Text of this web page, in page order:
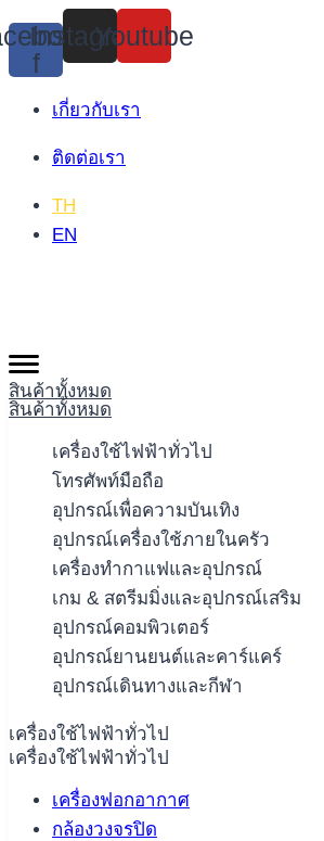
Skip
to
content
f
Instagram
Youtube
เกี่ยวกับเรา
ติดต่อเรา
TH
EN
สินค้าทั้งหมด
สินค้าทั้งหมด
เครื่องใช้ไฟฟ้าทั่วไป
โทรศัพท์มือถือ
อุปกรณ์เพื่อความบันเทิง
อุปกรณ์เครื่องใช้ภายในครัว
เครื่องทำกาแฟและอุปกรณ์
เกม & สตรีมมิ่งและอุปกรณ์เสริม
อุปกรณ์คอมพิวเตอร์
อุปกรณ์ยานยนต์และคาร์แคร์
อุปกรณ์เดินทางและกีฬา
เครื่องใช้ไฟฟ้าทั่วไป
เครื่องใช้ไฟฟ้าทั่วไป
เครื่องฟอกอากาศ
กล้องวงจรปิด